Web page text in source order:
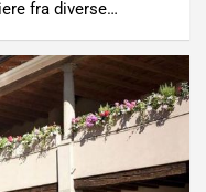
fra diverse…